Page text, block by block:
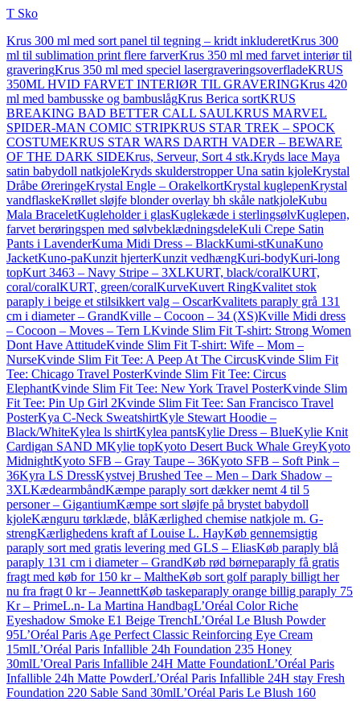
T Sko
Krus 300 ml med sort panel til tegning – kridt inkluderetKrus 300
ml til sublimation print flere farverKrus 350 ml med farvet interiør til
graveringKrus 350 ml med speciel lasergraveringsoverfladeKRUS
350ML HVID FARVET INTERIØR TIL GRAVERINGKrus 420
ml med bambusske og bambuslågKrus Berica sortKRUS
BREAKING BAD BETTER CALL SAULKRUS MARVEL
SPIDER-MAN COMIC STRIPKRUS STAR TREK – SPOCK
COSTUMEKRUS STAR WARS DARTH VADER – BEWARE
OF THE DARK SIDEKrus, Serveur, Sort 4 stk.Kryds lace Maya
satin babydoll natkjoleKryds skulderstropper Una satin kjoleKrystal
Dråbe ØreringeKrystal Engle – OrakelkortKrystal kuglepenKrystal
vandflaskeKrøllet sløjfe blonder overlay bh skåle natkjoleKubu
Mala BraceletKugleholder i glasKuglekæde i sterlingsølvKuglepen,
farvet berøringspen med sølvbeklædningsdeleKuli Crepe Satin
Pants i LavenderKuma Midi Dress – BlackKumi-stKunaKuno
JacketKuno-paKunzit hjerterKunzit vedhængKuri-bodyKuri-long
topKurt 3463 – Navy Stripe – 3XLKURT, black/coralKURT,
coral/coralKURT, green/coralKurveKuvert RingKvalitet stok
paraply i beige et stilsikkert valg – OscarKvalitets paraply grå 131
cm i diameter – GrandKville – Cocoon – 34 (XS)Kville Midi dress
– Cocoon – Moves – Tern LKvinde Slim Fit T-shirt: Strong Women
Dont Have AttitudeKvinde Slim Fit T-shirt: Wife – Mom –
NurseKvinde Slim Fit Tee: A Peep At The CircusKvinde Slim Fit
Tee: Chicago Travel PosterKvinde Slim Fit Tee: Circus
ElephantKvinde Slim Fit Tee: New York Travel PosterKvinde Slim
Fit Tee: Pin Up Girl 2Kvinde Slim Fit Tee: San Francisco Travel
PosterKya C-Neck SweatshirtKyle Stewart Hoodie –
Black/WhiteKylea ls shirtKylea pantsKylie Dress – BlueKylie Knit
Cardigan SAND MKylie topKyoto Desert Buck Whale GreyKyoto
MidnightKyoto SFB – Gray Taupe – 36Kyoto SFB – Soft Pink –
36Kyra LS DressKystvej Brushed Tee – Men – Dark Shadow –
3XLKædearmbåndKæmpe paraply sort dækker nemt 4 til 5
personer – GigantiumKæmpe sort sløjfe på brystet babydoll
kjoleKænguru tørklæde, blåKærlighed chemise natkjole m. G-
strengKærlighedens kraft af Louise L. HayKøb gennemsigtig
paraply sort med gratis levering med GLS – EliasKøb paraply blå
paraply 131 cm i diameter – GrandKøb rød børneparaply få gratis
fragt med køb for 150 kr – MaltheKøb sort golf paraply billigt her
nu fra fragt 0 kr – JeannettKøb taskeparaply orange billig paraply 75
Kr – PrimeL.n- La Martina HandbagL’Oréal Color Riche
Eyeshadow Smoke E1 Beige TrenchL’Oréal Le Blush Powder
95L’Oréal Paris Age Perfect Classic Reinforcing Eye Cream
15mlL’Oréal Paris Infallible 24h Foundation 235 Honey
30mlL’Oreal Paris Infallible 24H Matte FoundationL’Oréal Paris
Infallible 24h Matte PowderL’Oréal Paris Infallible 24H stay Fresh
Foundation 220 Sable Sand 30mlL’Oréal Paris Le Blush 160